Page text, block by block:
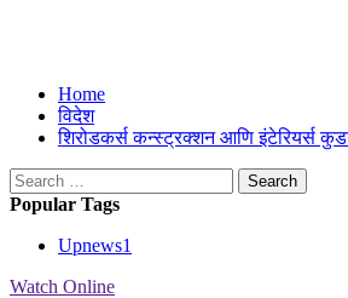
Primary
Menu
Home
विदेश
शिरोडकर्स कन्स्ट्रक्शन आणि इंटेरियर्स
Search
for:
Popular Tags
Upnews1
Watch Online